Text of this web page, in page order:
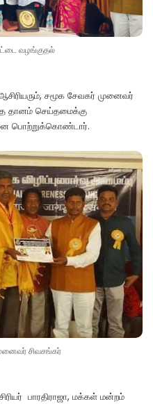
வழங்குதல்
சமூக சேவகர் முனைவர்
தானம் செய்தமைக்கு
பொற்றுக்கொண்டார்.
சிவசங்கர்
பாரதிராஜா, மக்கள் மன்றம்